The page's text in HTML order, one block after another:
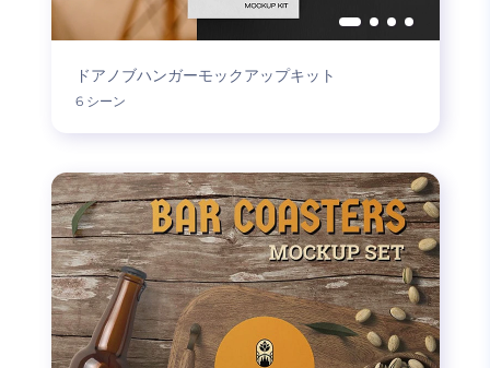
ドアノブハンガーモックアップキット
6 シーン